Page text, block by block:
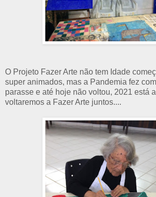
O Projeto Fazer Arte não tem Idade
super animados, mas a Pandemia fez
parasse e até hoje não voltou, 2021 está
voltaremos a Fazer Arte juntos....